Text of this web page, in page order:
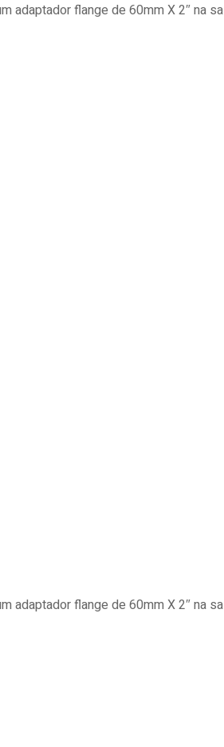
adaptador flange de 60mm X 2″ na
adaptador flange de 60mm X 2″ na